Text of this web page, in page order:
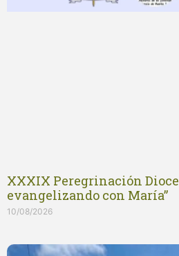
XXXIX Peregrinación
evangelizando con María”
10/08/2026